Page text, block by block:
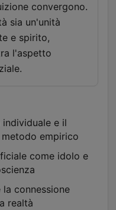
convergono.
sia un'unità
e spirito,
l'aspetto
e il
empirico
come idolo e
la connessione
realtà